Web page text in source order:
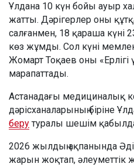
Ұлдана 10 күн бойы ауыр
жатты. Дәрігерлер оны
салғанмен, 18 қараша күні
көз жұмды. Сол күні
Жомарт Тоқаев оны «Ерлігі
марапаттады.
Астанадағы медициналық
дәрісханаларының біріне
беру туралы шешім
2026 жылдың ақпанында
жарын жоқтап, әлеуметтік